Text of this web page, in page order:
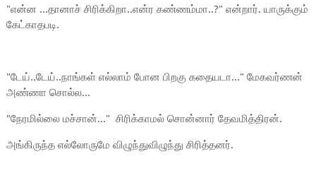
"என்ன ...தானாச் சிரிக்கிறா..என்ர கண்ணம்மா..?" என்றார். யாருக்கும்
கேட்காதபடி.
"டேய்..டேய்..நாங்கள் எல்லாம் போன பிறகு கதையடா..." மேகவர்ணன்
அண்ணா சொல்ல...
"நேரமில்லை மச்சான்..." சிரிக்காமல் சொன்னார் தேவமித்திரன்.
அங்கிருந்த எல்லோருமே விழுந்துவிழுந்து சிரித்தனர்.